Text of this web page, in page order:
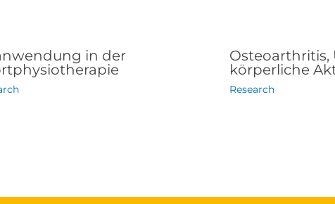
in der
körperliche
Research